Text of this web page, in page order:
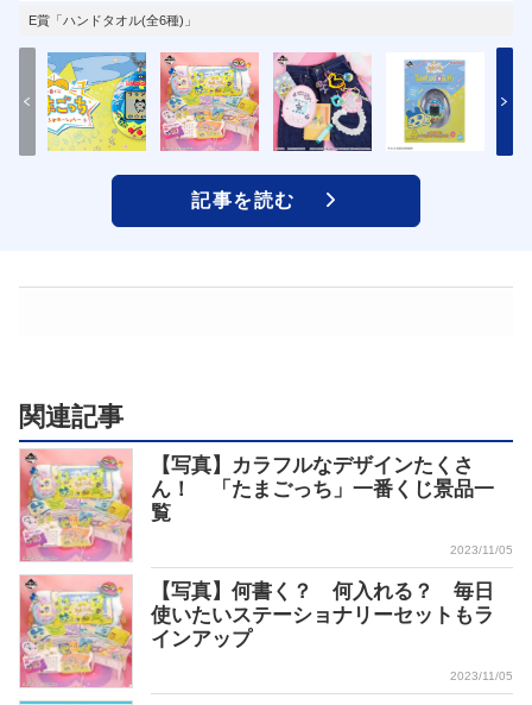
E賞「ハンドタオル(全6種)」
記事を読む
関連記事
【写真】カラフルなデザインたくさ
ん！ 「たまごっち」一番くじ景品一
覧
2023/11/05
【写真】何書く？ 何入れる？ 毎日
使いたいステーショナリーセットもラ
インアップ
2023/11/05